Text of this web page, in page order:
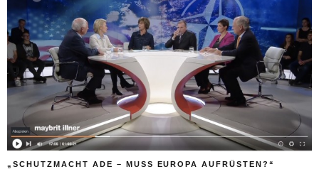
„SCHUTZMACHT ADE – MUSS EUROPA AUFRÜSTEN?“